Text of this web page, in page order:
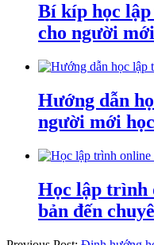
Bí kíp học
cho người
Hướng dẫn
người mới học
Học lập trình
bản đến